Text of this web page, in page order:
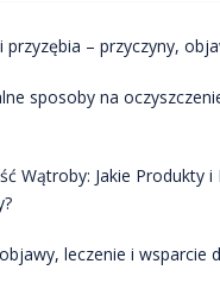
przyzębia – przyczyny,
sposoby na
Wątroby: Jakie Produkty i
leczenie i wsparcie